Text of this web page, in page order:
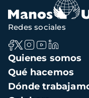
Navegación
principal
Quienes somos
Qué hacemos
Dónde
Redes sociales